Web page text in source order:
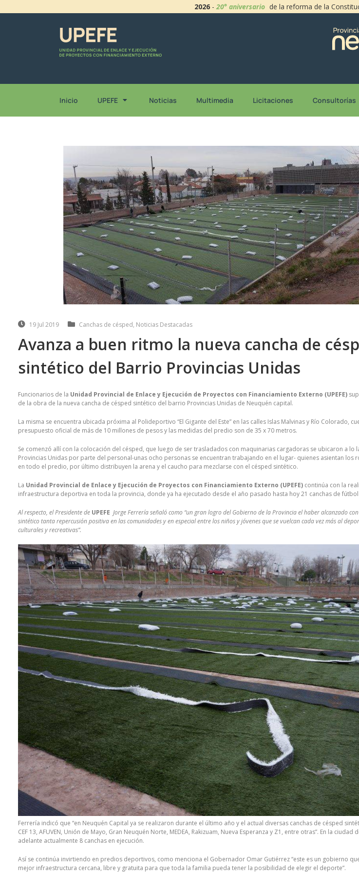
2026 -20° aniversario de la reforma de la
Inicio UPEFE Noticias Multimedia Licitaciones Consultorías
19 Jul 2019 Canchas de césped, Noticias Destacadas
Avanza a buen ritmo la nueva cancha de
sintético del Barrio Provincias Unidas
Funcionarios de la Unidad Provincial de Enlace y Ejecución de Proyectos con Financiamiento Externo (UPEFE)
de la obra de la nueva cancha de césped sintético del barrio Provincias Unidas de Neuquén capital.
La misma se encuentra ubicada próxima al Polideportivo “El Gigante del Este” en las calles Islas Malvinas y Río Colorado,
presupuesto oficial de más de 10 millones de pesos y las medidas del predio son de 35 x 70 metros.
Se comenzó allí con la colocación del césped, que luego de ser trasladados con maquinarias cargadoras se ubicaron a lo
Provincias Unidas por parte del personal-unas ocho personas se encuentran trabajando en el lugar- quienes asientan los
en todo el predio, por último distribuyen la arena y el caucho para mezclarse con el césped sintético.
La Unidad Provincial de Enlace y Ejecución de Proyectos con Financiamiento Externo (UPEFE) continúa con la
infraestructura deportiva en toda la provincia, donde ya ha ejecutado desde el año pasado hasta hoy 21 canchas de
Al respecto, el Presidente de UPEFE Jorge Ferrería señaló como “un gran logro del Gobierno de la Provincia el haber alcanzado
sintético tanta repercusión positiva en las comunidades y en especial entre los niños y jóvenes que se vuelcan cada vez más al
culturales y recreativas”.
Ferrería indicó que “en Neuquén Capital ya se realizaron durante el último año y el actual diversas canchas de césped
CEF 13, AFUVEN, Unión de Mayo, Gran Neuquén Norte, MEDEA, Rakizuam, Nueva Esperanza y Z1, entre otras”. En la ciudad
adelante actualmente 8 canchas en ejecución.
Así se continúa invirtiendo en predios deportivos, como menciona el Gobernador Omar Gutiérrez “este es un gobierno
mejor infraestructura cercana, libre y gratuita para que toda la familia pueda tener la posibilidad de elegir el deporte”.